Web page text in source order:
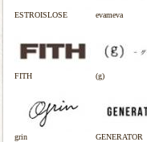
ESTROISLOSE evameva
FITH (g)
grin GENERATOR